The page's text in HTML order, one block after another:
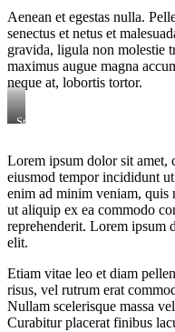
Aenean et egestas nulla.
senectus et netus et
gravida, ligula non molestie
maximus augue magna
neque at, lobortis tortor.
Stet
gubergren,
no
sea
sanctus
est
labore
et
By
Kevin
Smith
Lorem ipsum dolor sit amet,
eiusmod tempor incididunt
enim ad minim veniam, quis
ut aliquip ex ea commodo
reprehenderit. Lorem ipsum
elit.
Etiam vitae leo et diam
risus, vel rutrum erat
Nullam scelerisque massa
Curabitur placerat finibus